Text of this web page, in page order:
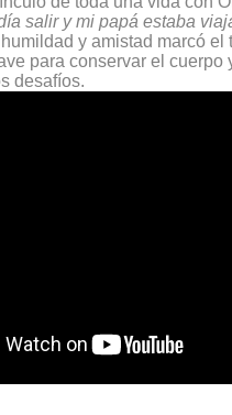
salir y mi papá estaba
y amistad marcó
para conservar el
desafíos.